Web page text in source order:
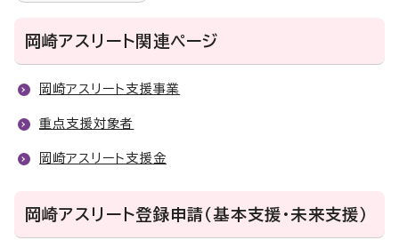
岡崎アスリート関連ページ
岡崎アスリート支援事業
重点支援対象者
岡崎アスリート支援金
岡崎アスリート登録申請（基本支援・未来支援）